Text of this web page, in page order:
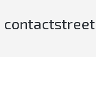
contactstreet